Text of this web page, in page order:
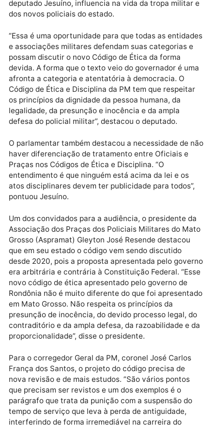
aprovassem o seu próprio código de ética, todavia
julgada pelo STF inconstitucional. Por isso, o
um Projeto de Lei que altera o regulamento
dos militares. Mudanças, contudo, que desagradam
parte da Polícia Militar. A pauta, de acordo com o
deputado Jesuíno, influencia na vida da tropa militar
dos novos policiais do estado.
“Essa é uma oportunidade para que todas as
e associações militares defendam suas categorias e
devida. A forma que o texto veio do governador é
afronta a categoria e atentatória à democracia. O
Código de Ética e Disciplina da PM tem que respeitar
os princípios da dignidade da pessoa humana, da
legalidade, da presunção e inocência e da ampla
O parlamentar também destacou a necessidade de
haver diferenciação de tratamento entre Oficiais e
Praças nos Códigos de Ética e Disciplina. “O
entendimento é que ninguém está acima da lei e os
atos disciplinares devem ter publicidade para todos”,
pontuou Jesuíno.
Um dos convidados para a audiência, o presidente
Associação dos Praças dos Policiais Militares do
Grosso (Aspramat) Gleyton José Resende destacou
desde 2020, pois a proposta apresentada pelo
era arbitrária e contrária à Constituição Federal.
novo código de ética apresentado pelo governo de
Rondônia não é muito diferente do que foi
em Mato Grosso. Não respeita os princípios da
presunção de inocência, do devido processo legal,